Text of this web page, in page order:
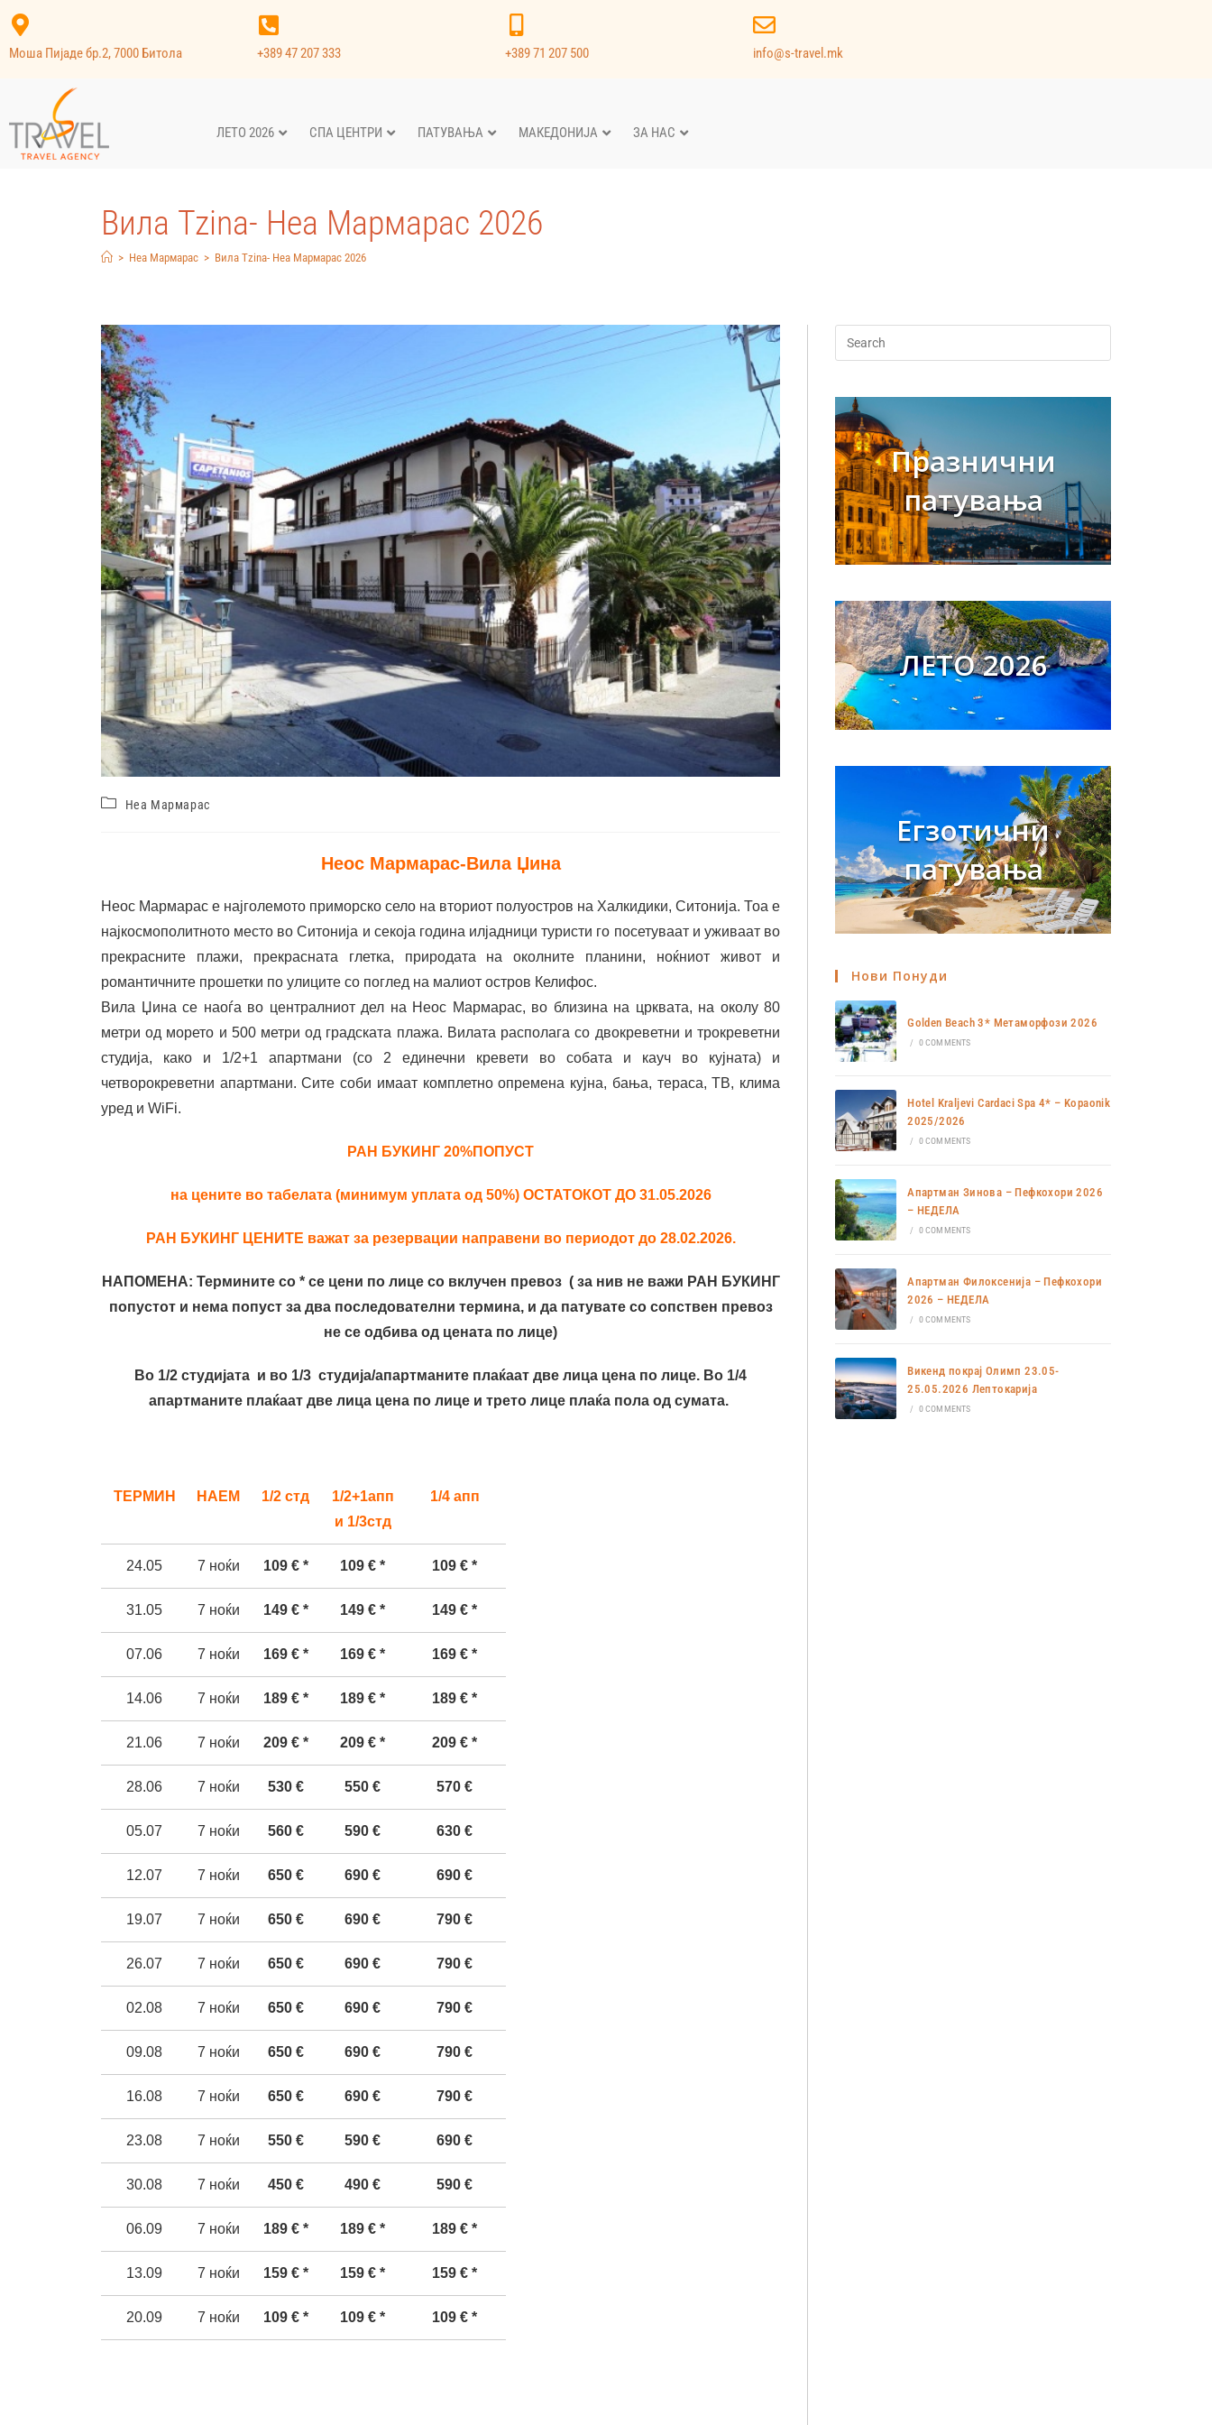
Моша Пијаде бр.2, 7000 Битола +389 47 207 333 +389 71 207 500 info@s-travel.mk
ЛЕТО 2026 СПА ЦЕНТРИ ПАТУВАЊА МАКЕДОНИЈА ЗА НАС
Вила Tzina- Неа Мармарас 2026
> Неа Мармарас > Вила Tzina- Неа Мармарас 2026
Неа Мармарас
Неос Мармарас-Вила Џина
Неос Мармарас е најголемото приморско село на вториот полуостров на Халкидики, Ситонија. Тоа е
најкосмополитното место во Ситонија и секоја година илјадници туристи го посетуваат и уживаат во
прекрасните плажи, прекрасната глетка, природата на околните планини, ноќниот живот и
романтичните прошетки по улиците со поглед на малиот остров Келифос.
Вила Џина се наоѓа во централниот дел на Неос Мармарас, во близина на црквата, на околу 80
метри од морето и 500 метри од градската плажа. Вилата располага со двокреветни и трокреветни
студија, како и 1/2+1 апартмани (со 2 единечни кревети во собата и кауч во кујната) и
четворокреветни апартмани. Сите соби имаат комплетно опремена кујна, бања, тераса, ТВ, клима
уред и WiFi.
РАН БУКИНГ 20%ПОПУСТ
на цените во табелата (минимум уплата од 50%) ОСТАТОКОТ ДО 31.05.2026
РАН БУКИНГ ЦЕНИТЕ важат за резервации направени во периодот до 28.02.2026.
НАПОМЕНА: Термините со * се цени по лице со вклучен превоз ( за нив не важи РАН БУКИНГ
попустот и нема попуст за два последователни термина, и да патувате со сопствен превоз
не се одбива од цената по лице)
Во 1/2 студијата и во 1/3 студија/апартманите плаќаат две лица цена по лице. Во 1/4
апартманите плаќаат две лица цена по лице и трето лице плаќа пола од сумата.
ТЕРМИН НАЕМ 1/2 стд 1/2+1aпп
и 1/3стд
1/4 апп
24.05 7 ноќи 109 € * 109 € * 109 € *
31.05 7 ноќи 149€ * 149 € * 149 € *
07.06 7 ноќи 169 € * 169 € * 169 € *
14.06 7 ноќи 189€ * 189 € * 189 € *
21.06 7 ноќи 209€ * 209 € * 209 € *
28.06 7 ноќи 530€ 550 € 570 €
05.07 7 ноќи 560€ 590 € 630 €
12.07 7 ноќи 650€ 690 € 690 €
19.07 7 ноќи 650€ 690 € 790 €
26.07 7 ноќи 650€ 690 € 790 €
02.08 7 ноќи 650€ 690 € 790 €
09.08 7 ноќи 650€ 690 € 790 €
16.08 7 ноќи 650€ 690 € 790 €
23.08 7 ноќи 550€ 590 € 690 €
30.08 7 ноќи 450€ 490 € 590 €
06.09 7 ноќи 189€ * 189 € * 189 € *
13.09 7 ноќи 159€ * 159 € * 159 € *
20.09 7 ноќи 109€ * 109 € * 109 € *
Празнични
патувања
ЛЕТО 2026
Егзотични
патувања
Нови Понуди
Golden Beach 3* Метаморфози 2026
/ 0 COMMENTS
Hotel Kraljevi Cardaci Spa 4* – Kopaonik
2025/2026
/ 0 COMMENTS
Апартман Зинова – Пефкохори 2026
– НЕДЕЛА
/ 0 COMMENTS
Апартман Филоксенија – Пефкохори
2026 – НЕДЕЛА
/ 0 COMMENTS
Викенд покрај Олимп 23.05-
25.05.2026 Лептокарија
/ 0 COMMENTS